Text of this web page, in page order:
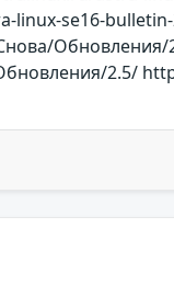
se16-
2.5/